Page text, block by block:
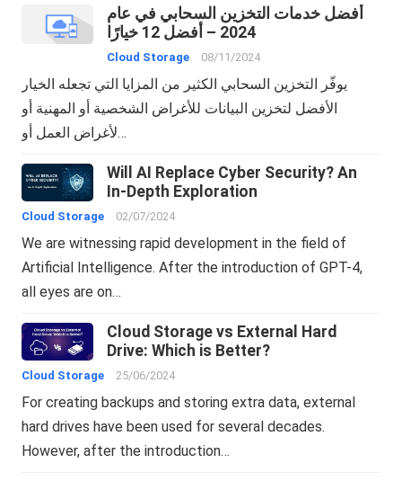
أفضل خدمات التخزين السحابي في عام
2024 – أفضل 12 خيارًا
Cloud Storage 08/11/2024
يوفّر التخزين السحابي الكثير من المزايا التي تجعله الخيار
الأفضل لتخزين البيانات للأغراض الشخصية أو المهنية أو
لأغراض العمل أو…
Will AI Replace Cyber Security? An
In-Depth Exploration
Cloud Storage 02/07/2024
We are witnessing rapid development in the field of
Artificial Intelligence. After the introduction of GPT-4,
all eyes are on…
Cloud Storage vs External Hard
Drive: Which is Better?
Cloud Storage 25/06/2024
For creating backups and storing extra data, external
hard drives have been used for several decades.
However, after the introduction…